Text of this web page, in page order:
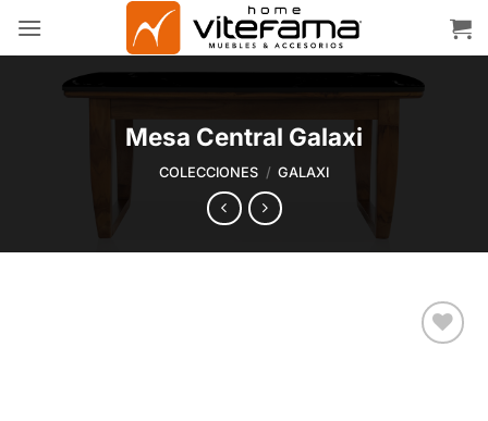
Mesa Central Galaxi
COLECCIONES / GALAXI